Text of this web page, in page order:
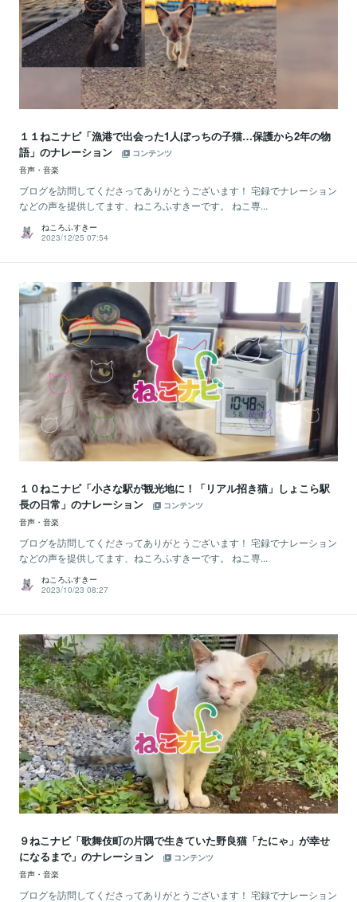
１１ねこナビ「漁港で出会った1人ぼっちの子猫…保護から2年の物
語」のナレーション
コンテンツ
音声・音楽
ブログを訪問してくださってありがとうございます！ 宅録でナレーション
などの声を提供してます、ねころふすきーです。 ねこ専...
ねころふすきー
2023/12/25 07:54
１０ねこナビ「小さな駅が観光地に！「リアル招き猫」しょこら駅
長の日常」のナレーション
コンテンツ
音声・音楽
ブログを訪問してくださってありがとうございます！ 宅録でナレーション
などの声を提供してます、ねころふすきーです。 ねこ専...
ねころふすきー
2023/10/23 08:27
９ねこナビ「歌舞伎町の片隅で生きていた野良猫「たにゃ」が幸せ
になるまで」のナレーション
コンテンツ
音声・音楽
ブログを訪問してくださってありがとうございます！ 宅録でナレーション